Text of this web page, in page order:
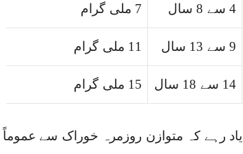
4 سے 8 سال 7 ملی گرام
9 سے 13 سال 11 ملی گرام
14 سے 18 سال 15 ملی گرام
یاد رہے کہ متوازن روزمرہ خوراک سے